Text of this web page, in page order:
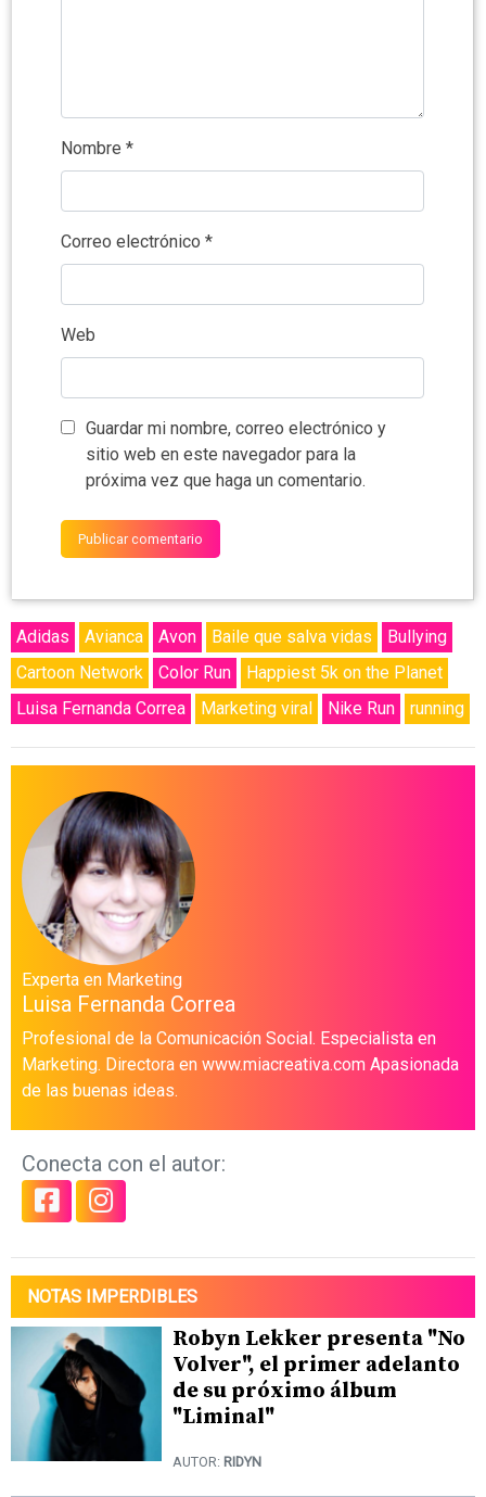
Nombre *
Correo electrónico *
Web
Guardar mi nombre, correo electrónico y
sitio web en este navegador para la
próxima vez que haga un comentario.
Adidas Avianca Avon Baile que salva vidas
Bullying
Cartoon Network
Color Run
Happiest 5k on the Planet
Luisa Fernanda Correa
Marketing viral Nike Run running
Experta en Marketing
Luisa Fernanda Correa
Profesional de la Comunicación Social. Especialista en
Marketing. Directora en www.miacreativa.com Apasionada
de las buenas ideas.
Conecta con el autor:
NOTAS IMPERDIBLES
Robyn Lekker presenta "No
Volver", el primer adelanto
de su próximo álbum
"Liminal"
AUTOR:RIDYN